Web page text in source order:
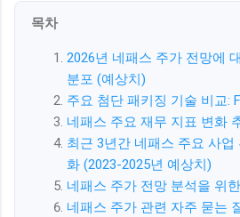
목차
2026년 네패스 주가 전망에
분포 (예상치)
주요 첨단 패키징 기술 비교:
네패스 주요 재무 지표 변화
최근 3년간 네패스 주요 사업
화 (2023-2025년 예상치)
네패스 주가 전망 분석을 위
네패스 주가 관련 자주 묻는